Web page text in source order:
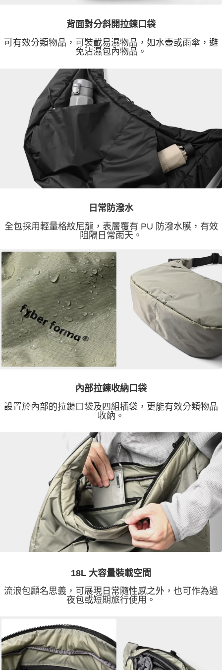
背面對分斜開拉鍊口袋
可有效分類物品，可裝載易濕物品，如水壺或雨傘，避
免沾濕包內物品。
日常防潑水
全包採用輕量格紋尼龍，表層覆有 PU 防潑水膜，有效
阻隔日常雨天。
內部拉鍊收納口袋
設置於內部的拉鏈口袋及四組插袋，更能有效分類物品
收納。
18L 大容量裝載空間
流浪包顧名思義，可展現日常隨性感之外，也可作為過
夜包或短期旅行使用。